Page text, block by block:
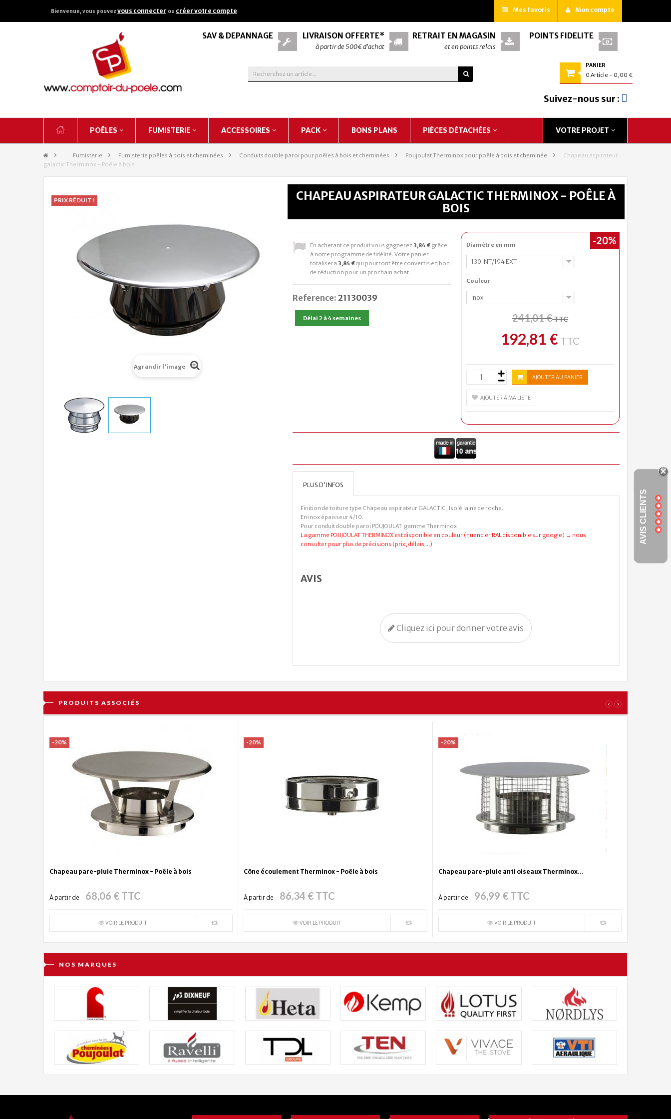
Bienvenue, vous pouvezvous connecter ou créer votre compte Mes favoris Mon compte
SAV & DÉPANNAGE LIVRAISON OFFERTE*
à partir de 500€ d'achat
RETRAIT EN MAGASIN
et en points relais
POINTS FIDÉLITÉ
PANIER
0 Article - 0,00 €
Suivez-nous sur :
POÊLES FUMISTERIE ACCESSOIRES PACK BONS PLANS PIÈCES DÉTACHÉES VOTRE PROJET
&gt; Fumisterie > Fumisterie poêles à bois et cheminées > Conduits double paroi pour poêles à bois et cheminées > Poujoulat Therminox pour poêle à bois et cheminée >
Chapeau aspirateur
galactic Therminox - Poêle à bois
PRIX RÉDUIT !
Agrandir l'image
CHAPEAU ASPIRATEUR GALACTIC THERMINOX - POÊLE À
BOIS
En achetant ce produit vous gagnerez 3,84 €grâce
à notre programme de fidélité. Votre panier
totalisera 3,84 €qui pourront être convertis en bon
de réduction pour un prochain achat.
Reference: 21130039
Délai 2 à 4 semaines
Diamètre en mm
130 INT/194 EXT
Couleur
Inox
241,01 €TTC
-20%
192,81 € TTC
AJOUTER AU PANIER
AJOUTER À MA LISTE
PLUS D'INFOS
Finition de toiture type Chapeau aspirateur GALACTIC, Isolé laine de roche.
En inox épaisseur 4/10.
Pour conduit double paroi POUJOULAT gamme Therminox
La gamme POUJOULAT THERMINOX est disponible en couleur (nuancier RAL disponible sur google) → nous
consulter pour plus de précisions (prix, délais ...)
AVIS
Cliquez ici pour donner votre avis
PRODUITS ASSOCIÉS ‹ ›
-20%
Chapeau pare-pluie Therminox - Poêle à bois
À partir de 68,06 € TTC
VOIR LE PRODUIT
-20%
Cône écoulement Therminox - Poêle à bois
À partir de 86,34 € TTC
VOIR LE PRODUIT
-20%
Chapeau pare-pluie anti oiseaux Therminox...
À partir de 96,99 € TTC
VOIR LE PRODUIT
NOS MARQUES
AVIS CLIENTS